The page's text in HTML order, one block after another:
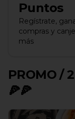
Puntos
Regístrate,
compras y
más
PROMO /
🍕🍕